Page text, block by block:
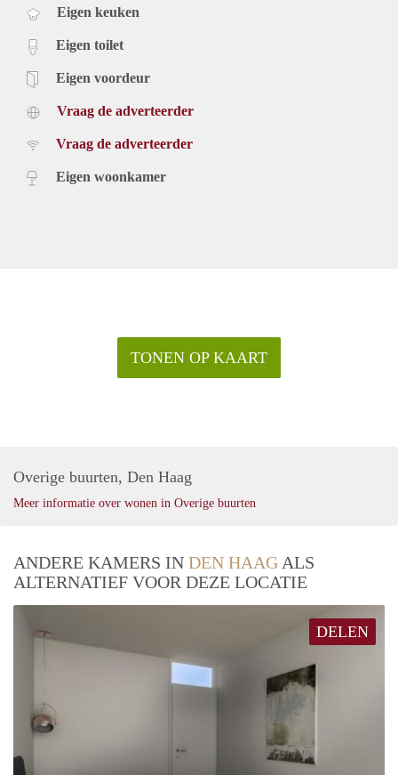
Eigen keuken
Eigen toilet
Eigen voordeur
Vraag de adverteerder
Vraag de adverteerder
Eigen woonkamer
TONEN OP KAART
Overige buurten, Den Haag
Meer informatie over wonen in Overige buurten
ANDERE KAMERS IN DEN HAAG ALS
ALTERNATIEF VOOR DEZE LOCATIE
DELEN